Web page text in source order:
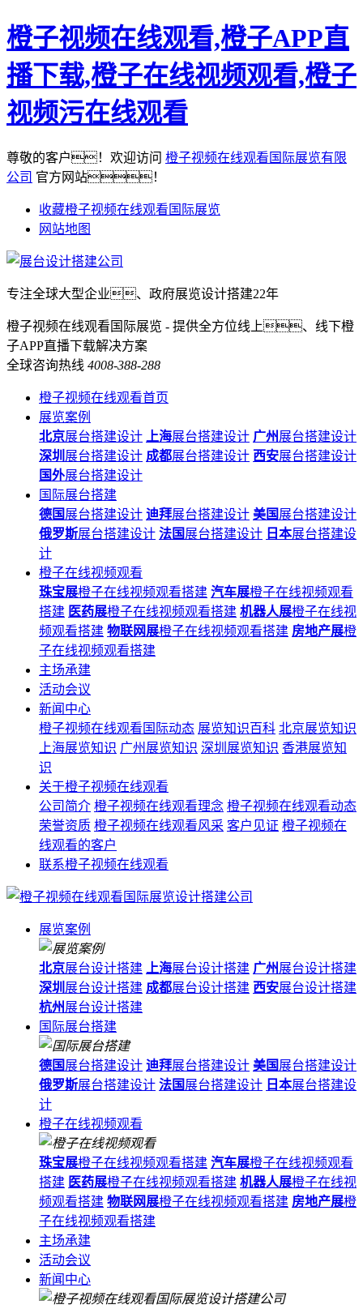
橙子视频在线观看,橙子APP直
播下载,橙子在线视频观看,橙子
视频污在线观看
尊敬的客户！欢迎访问 橙子视频在线观看国际展览有限
公司 官方网站！
收藏橙子视频在线观看国际展览
网站地图
专注全球大型企业、政府展览设计搭建22年
橙子视频在线观看国际展览 - 提供全方位线上、线下橙
子APP直播下载解决方案
全球咨询热线 4008-388-288
橙子视频在线观看首页
展览案例
北京展台搭建设计 上海展台搭建设计 广州展台搭建设计
深圳 展台搭建设计 成都展台搭建设计 西安展台搭建设计
国外展台搭建设计
国际展台搭建
德国 展台搭建设计 迪拜展台搭建设计 美国 展台搭建设计
俄罗斯展台搭建设计 法国 展台搭建设计 日本展台搭建设
计
橙子在线视频观看
珠宝展橙子在线视频观看搭建 汽车展橙子在线视频观看
搭建 医药展橙子在线视频观看搭建 机器人展橙子在线视
频观看搭建 物联网展橙子在线视频观看搭建 房地产展橙
子在线视频观看搭建
主场承建
活动会议
新闻中心
橙子视频在线观看国际动态 展览知识百科 北京展览知识
上海展览知识 广州展览知识 深圳展览知识 香港展览知
识
关于橙子视频在线观看
公司简介 橙子视频在线观看理念 橙子视频在线观看动态
荣誉资质 橙子视频在线观看风采 客户见证 橙子视频在
线观看的客户
联系橙子视频在线观看
展览案例
北京展台设计搭建 上海展台设计搭建 广州展台设计搭建
深圳 展台设计搭建 成都展台设计搭建 西安展台设计搭建
杭州展台设计搭建
国际展台搭建
德国 展台搭建设计 迪拜展台搭建设计 美国 展台搭建设计
俄罗斯展台搭建设计 法国 展台搭建设计 日本展台搭建设
计
橙子在线视频观看
珠宝展橙子在线视频观看搭建 汽车展橙子在线视频观看
搭建 医药展橙子在线视频观看搭建 机器人展橙子在线视
频观看搭建 物联网展橙子在线视频观看搭建 房地产展橙
子在线视频观看搭建
主场承建
活动会议
新闻中心